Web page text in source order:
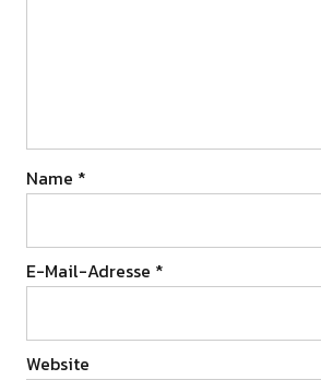
Name *
E-Mail-Adresse *
Website